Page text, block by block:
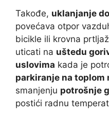
Takođe, uklanjanje
povećava otpor
bicikle ili krovna
uticati na uštedu
uslovima kada je
parkiranje na toplom
smanjenju potrošnje
postići radnu